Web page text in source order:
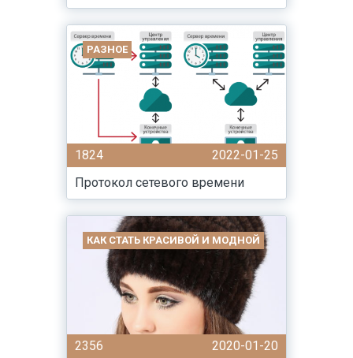
РАЗНОЕ
1824
2022-01-25
Протокол сетевого времени
КАК СТАТЬ КРАСИВОЙ И МОДНОЙ
2356 2020-01-20